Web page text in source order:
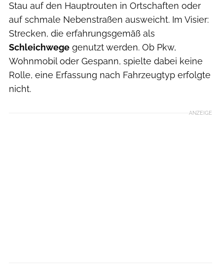
Stau auf den Hauptrouten in Ortschaften oder
auf schmale Nebenstraßen ausweicht. Im Visier:
Strecken, die erfahrungsgemäß als
Schleichwege genutzt werden. Ob Pkw,
Wohnmobil oder Gespann, spielte dabei keine
Rolle, eine Erfassung nach Fahrzeugtyp erfolgte
nicht.
ANZEIGE